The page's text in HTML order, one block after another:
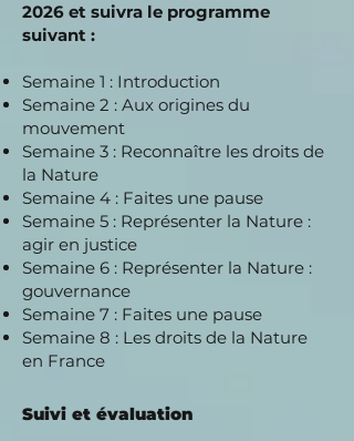
2026 et suivra le programme
suivant :
Semaine 1 : Introduction
Semaine 2 : Aux origines du
mouvement
Semaine 3 : Reconnaître les droits de
la Nature
Semaine 4 : Faites une pause
Semaine 5 : Représenter la Nature :
agir en justice
Semaine 6 : Représenter la Nature :
gouvernance
Semaine 7 : Faites une pause
Semaine 8 : Les droits de la Nature
en France
Suivi et évaluation